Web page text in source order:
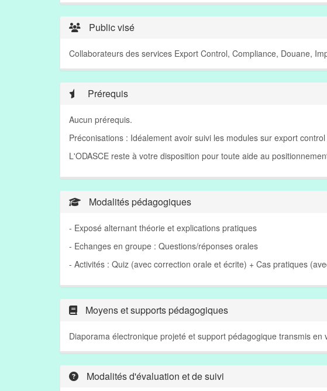
Public visé
Collaborateurs des services Export Control, Compliance, Douane,
Prérequis
Aucun prérequis.
Préconisations : Idéalement avoir suivi les modules sur export
L'ODASCE reste à votre disposition pour toute aide au
Modalités pédagogiques
- Exposé alternant théorie et explications pratiques
- Echanges en groupe : Questions/réponses orales
- Activités : Quiz (avec correction orale et écrite) + Cas pratiques
Moyens et supports pédagogiques
Diaporama électronique projeté et support pédagogique transmis
Modalités d'évaluation et de suivi